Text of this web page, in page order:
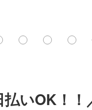
払いOK！